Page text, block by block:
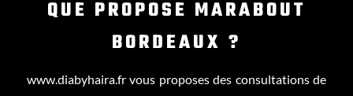
QUE PROPOSE MARABOUT
BORDEAUX ?
www.diabyhaira.frvous proposes des consultations de